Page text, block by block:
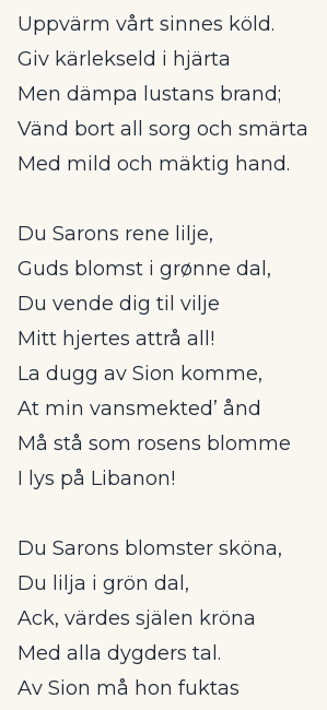
Uppvärm vårt sinnes köld.
Giv kärlekseld i hjärta
Men dämpa lustans brand;
Vänd bort all sorg och smärta
Med mild och mäktig hand.
Du Sarons rene lilje,
Guds blomst i grønne dal,
Du vende dig til vilje
Mitt hjertes attrå all!
La dugg av Sion komme,
At min vansmekted’ ånd
Må stå som rosens blomme
I lys på Libanon!
Du Sarons blomster sköna,
Du lilja i grön dal,
Ack, värdes själen kröna
Med alla dygders tal.
Av Sion må hon fuktas